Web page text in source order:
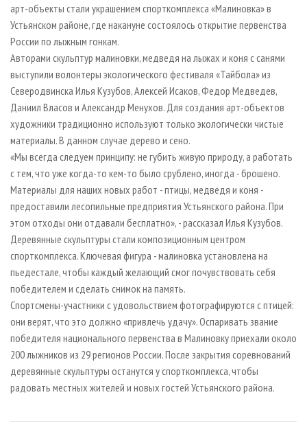
БИОЭНЕРГЕТИКА
ЦБП
ИНСТРУМЕНТ И МАТЕРИАЛЫ
RUSSIAN FORESTRY REVIEW
ГАЗЕТА ЛЕСПРОМФОРУМ
БИБЛИОТЕКА СПЕЦИАЛИСТА
арт-объекты стали украшением спорткомплекса «Малиновка» в
Устьянском районе, где накануне состоялось открытие первенства
России по лыжным гонкам.
Авторами скульптур малиновки, медведя на лыжах и коня с санями
выступили волонтеры экологического фестиваля «Тайбола» из
Северодвинска Илья Кузубов, Алексей Исаков, Федор Медведев,
Даниил Власов и Александр Менухов. Для создания арт-объектов
художники традиционно используют только экологически чистые
материалы. В данном случае дерево и сено.
«Мы всегда следуем принципу: не губить живую природу, а работать
с тем, что уже когда-то кем-то было срублено, иногда - брошено.
Материалы для наших новых работ - птицы, медведя и коня -
предоставили лесопильные предприятия Устьянского района. При
этом отходы они отдавали бесплатно», - рассказал Илья Кузубов.
Деревянные скульптуры стали композиционным центром
спорткомплекса. Ключевая фигура - малиновка установлена на
пьедестале, чтобы каждый желающий смог почувствовать себя
победителем и сделать снимок на память.
Спортсмены-участники с удовольствием фотографируются с птицей:
они верят, что это должно «привлечь удачу». Оспаривать звание
победителя национального первенства в Малиновку приехали около
200 лыжников из 29 регионов России. После закрытия соревнований
деревянные скульптуры останутся у спорткомплекса, чтобы
радовать местных жителей и новых гостей Устьянского района.